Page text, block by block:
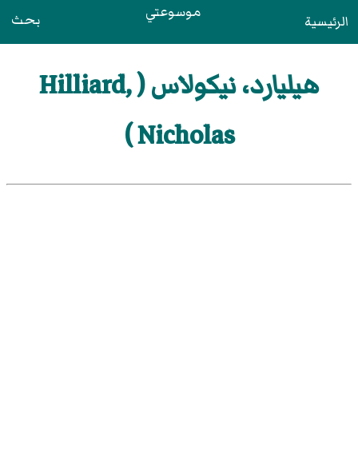
الرئيسية موسوعتي بحث
هيليارد، نيكولاس ( Hilliard,
Nicholas )